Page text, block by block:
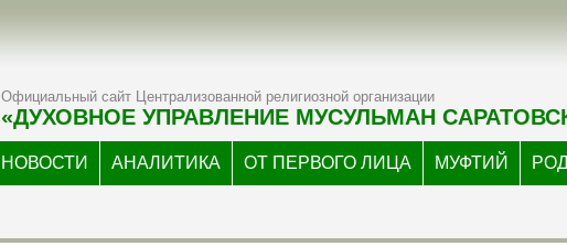
Официальный сайт Централизованной религиозной организации
«ДУХОВНОЕ УПРАВЛЕНИЕ МУСУЛЬМАН
НОВОСТИ АНАЛИТИКА ОТ ПЕРВОГО ЛИЦА МУФТИЙ